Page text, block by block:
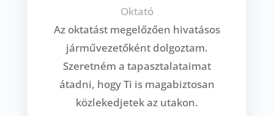
Oktató
Az oktatást megelőzően hivatásos
járművezetőként dolgoztam.
Szeretném a tapasztalataimat
átadni, hogy Ti is magabiztosan
közlekedjetek az utakon.